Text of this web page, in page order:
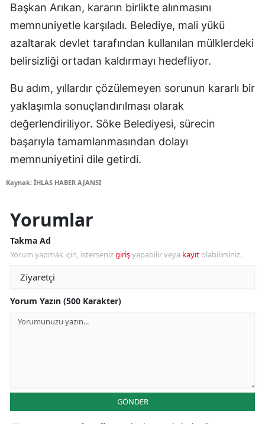
Başkan Arıkan, kararın birlikte alınmasını
memnuniyetle karşıladı. Belediye, mali yükü
azaltarak devlet tarafından kullanılan mülklerdeki
belirsizliği ortadan kaldırmayı hedefliyor.
Bu adım, yıllardır çözülemeyen sorunun kararlı bir
yaklaşımla sonuçlandırılması olarak
değerlendiriliyor. Söke Belediyesi, sürecin
başarıyla tamamlanmasından dolayı
memnuniyetini dile getirdi.
Kaynak: İHLAS HABER AJANSI
Yorumlar
Takma Ad
Yorum yapmak için, istersenizgirişyapabilir veya kayıt olabilirsiniz.
Yorum Yazın (500 Karakter)
GÖNDER